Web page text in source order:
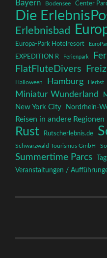
Bayern Bodensee Center
Die
Erlebnisbad
Europa-Park Hotelresort
EXPEDITION R Ferienpark
FlatFluteDivers
Halloween Hamburg Herbst
Miniatur Wunderland
New York City Nordrhein-
Reisen in andere Regionen
Rust Rutscherlebnis.de
Schwarzwald Tourismus GmbH
Summertime Parcs
Veranstaltungen /